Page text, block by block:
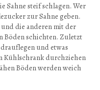
Sahne steif schlagen. Wer
zur Sahne geben.
und die anderen mit der
Böden schichten. Zuletzt
und etwas
Kühlschrank durchziehen
Böden werden weich